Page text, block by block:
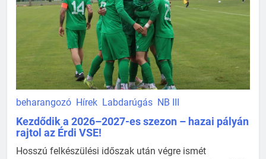
beharangozó Hírek Labdarúgás NB III
Kezdődik a 2026–2027-es szezon – hazai pályán
rajtol az Érdi VSE!
Hosszú felkészülési időszak után végre ismét